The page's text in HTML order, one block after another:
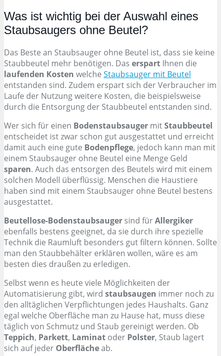
Was ist wichtig bei der Auswahl eines
Staubsaugers ohne Beutel?
Das Beste an Staubsauger ohne Beutel ist, dass sie keine
Staubbeutel mehr benötigen. Das erspart Ihnen die
laufenden Kosten welche Staubsauger mit Beutel
entstanden sind. Zudem erspart sich der Verbraucher im
Laufe der Nutzung weitere Kosten, die beispielsweise
durch die Entsorgung der Staubbeutel entstanden sind.
Wer sich für einen Bodenstaubsauger mitStaubbeutel
entscheidet ist zwar schon gut ausgestattet und erreicht
damit auch eine gute Bodenpflege, jedoch kann man mit
einem Staubsauger ohne Beutel eine Menge Geld
sparen. Auch das entsorgen des Beutels wird mit einem
solchen Modell überflüssig. Menschen die Haustiere
haben sind mit einem Staubsauger ohne Beutel bestens
ausgestattet.
Beutellose-Bodenstaubsauger sind fürAllergiker
ebenfalls bestens geeignet, da sie durch ihre spezielle
Technik die Raumluft besonders gut filtern können. Sollte
man den Staubbehälter erklären wollen, wäre es am
besten dies draußen zu erledigen.
Selbst wenn es heute viele Möglichkeiten der
Automatisierung gibt, wird staubsaugen immer noch zu
den alltäglichen Verpflichtungen jedes Haushalts. Ganz
egal welche Oberfläche man zu Hause hat, muss diese
täglich von Schmutz und Staub gereinigt werden. Ob
Teppich, Parkett, Laminat oder Polster, Staub lagert
sich auf jeder Oberflächeab.